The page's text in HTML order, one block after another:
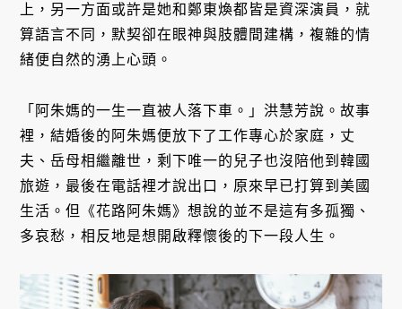
上，另一方面或許是她和鄭東煥都皆是資深演員，就
算語言不同，默契卻在眼神與肢體間建構，複雜的情
緒便自然的湧上心頭。
「阿朱媽的一生一直被人落下車。」洪慧芳說。故事
裡，結婚後的阿朱媽便放下了工作專心於家庭，丈
夫、岳母相繼離世，剩下唯一的兒子也沒陪他到韓國
旅遊，最後在電話裡才說出口，原來早已打算到美國
生活。但《花路阿朱媽》想說的並不是這有多孤獨、
多哀愁，相反地是想開啟釋懷後的下一段人生。